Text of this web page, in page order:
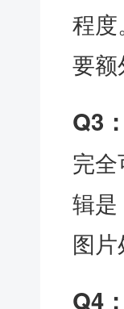
程
要额
Q3
完
辑
图片
Q4